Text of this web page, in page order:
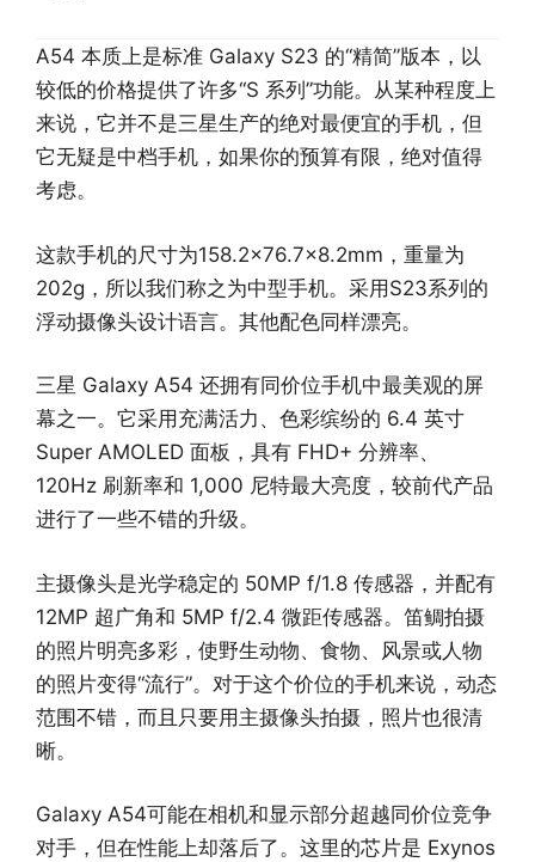
A54 本质上是标准 Galaxy S23 的“精简”版本，以
较低的价格提供了许多“S 系列”功能。从某种程度上
来说，它并不是三星生产的绝对最便宜的手机，但
它无疑是中档手机，如果你的预算有限，绝对值得
考虑。
这款手机的尺寸为158.2×76.7×8.2mm，重量为
202g，所以我们称之为中型手机。采用S23系列的
浮动摄像头设计语言。其他配色同样漂亮。
三星 Galaxy A54 还拥有同价位手机中最美观的屏
幕之一。它采用充满活力、色彩缤纷的 6.4 英寸
Super AMOLED 面板，具有 FHD+ 分辨率、
120Hz 刷新率和 1,000 尼特最大亮度，较前代产品
进行了一些不错的升级。
主摄像头是光学稳定的 50MP f/1.8 传感器，并配有
12MP 超广角和 5MP f/2.4 微距传感器。笛鲷拍摄
的照片明亮多彩，使野生动物、食物、风景或人物
的照片变得“流行”。对于这个价位的手机来说，动态
范围不错，而且只要用主摄像头拍摄，照片也很清
晰。
Galaxy A54可能在相机和显示部分超越同价位竞争
对手，但在性能上却落后了。这里的芯片是 Exynos